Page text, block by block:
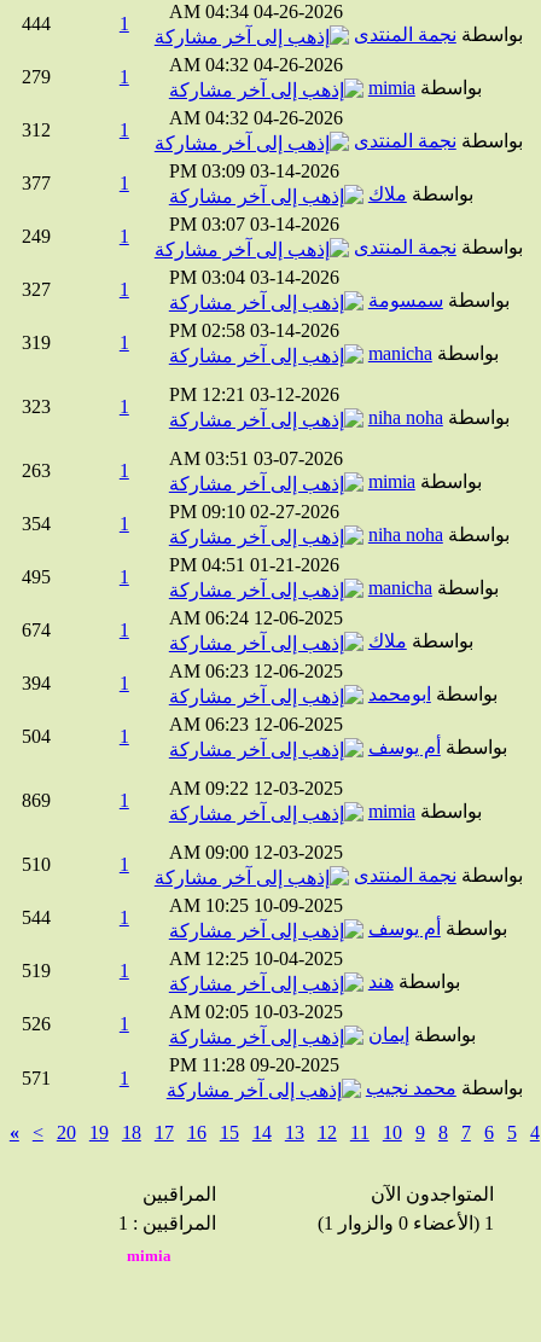
04-26-2026
04:34 AM
نجمة المنتدى
444
04-26-2026
04:32 AM
بواسطةmimia
279
04-26-2026
04:32 AM
نجمة المنتدى
312
03-14-2026
03:09 PM
بواسطةملاك
377
03-14-2026
03:07 PM
نجمة المنتدى
249
03-14-2026
03:04 PM
بواسطةسمسومة
327
03-14-2026
02:58 PM
بواسطةmanicha
319
03-12-2026
12:21 PM
بواسطةniha noha
323
03-07-2026
03:51 AM
بواسطةmimia
263
02-27-2026
09:10 PM
بواسطةniha noha
354
01-21-2026
04:51 PM
بواسطةmanicha
495
12-06-2025
06:24 AM
بواسطةملاك
674
12-06-2025
06:23 AM
بواسطةابومحمد
394
12-06-2025
06:23 AM
بواسطةأم يوسف
504
12-03-2025
09:22 AM
بواسطةmimia
869
12-03-2025
09:00 AM
نجمة المنتدى
510
10-09-2025
10:25 AM
بواسطةأم يوسف
544
10-04-2025
12:25 AM
بواسطةهند
519
10-03-2025
02:05 AM
بواسطةإيمان
526
09-20-2025
11:28 PM
محمد نجيب 571
5
6
7
8
9
10
11
12
13
14
15
16
17
18
19
20
>
»
المتواجدون الآن
المراقبين
المراقبين : 1